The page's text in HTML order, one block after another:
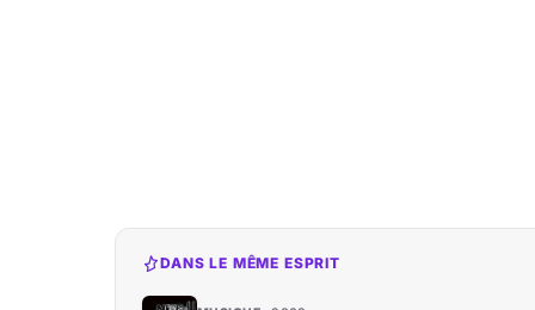
DANS LE MÊME ESPRIT